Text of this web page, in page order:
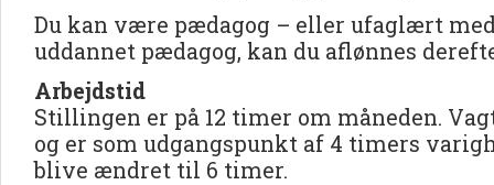
Du kan være pædagog – eller ufaglært
uddannet pædagog, kan du aflønnes
Arbejdstid
Stillingen er på 12 timer om måneden.
og er som udgangspunkt af 4 timers
blive ændret til 6 timer.